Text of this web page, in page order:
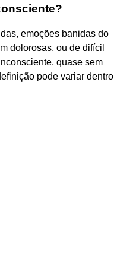
emoções banidas do
dolorosas, ou de difícil
quase sem
pode variar dentro